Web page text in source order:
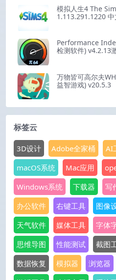
模拟人生4 The
1.113.291.1220
Performance
检测软件) v4.2.13
万物皆可高尔夫
益智游戏) v20.5.3
标签云
3D设计 Adobe全家桶 AI
macOS系统
Mac应用
Windows系统
下载器 写
办公软件
右键工具 图像
天气软件
媒体工具 字体
思维导图
性能测试 截图
数据恢复
模拟器 浏览器